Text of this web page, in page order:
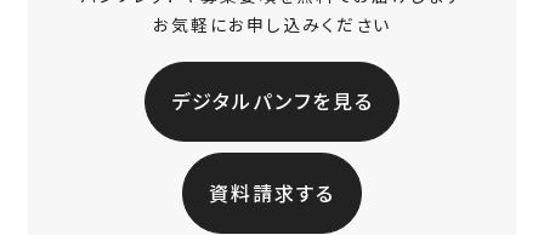
お気軽にお申し込みください
デジタルパンフを見る
資料請求する